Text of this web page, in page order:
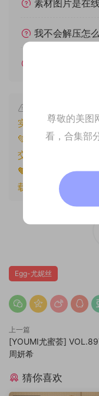
素材图片是在
我不会解压怎
本文资源仅供
实将封禁账号权限
💚本文资源均来源
交工单处理。
🧡原文链接：
载请注明出处。
Egg-尤妮丝
上一篇
[YOUMI尤蜜荟]
周妍希
猜你喜欢
尊敬的美图
看，合集部